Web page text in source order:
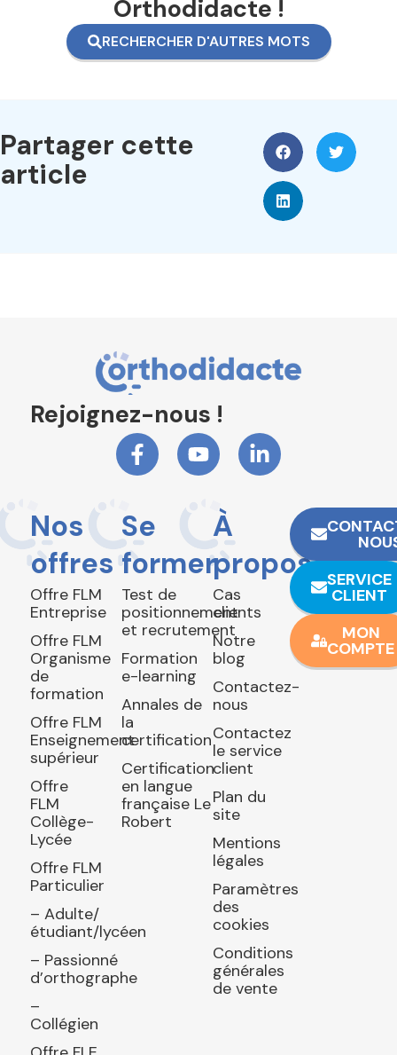
Orthodidacte !
RECHERCHER D'AUTRES MOTS
Partager cette
article
Rejoignez-nous !
Nos
offres
Offre FLM
Entreprise
Offre FLM
Organisme
de
formation
Offre FLM
Enseignement
supérieur
Offre
FLM
Collège-
Lycée
Offre FLM
Particulier
– Adulte/
étudiant/lycéen
– Passionné
d’orthographe
–
Collégien
Se
former
Test de
positionnement
et recrutement
Formation
e-learning
Annales de
la
certification
Certification
en langue
française Le
Robert
À
propos
Cas
clients
Notre
blog
Contactez-
nous
Contactez
le service
client
Plan du
site
Mentions
légales
Paramètres
des
cookies
Conditions
générales
de vente
SERVICE
CLIENT
MON
COMPTE